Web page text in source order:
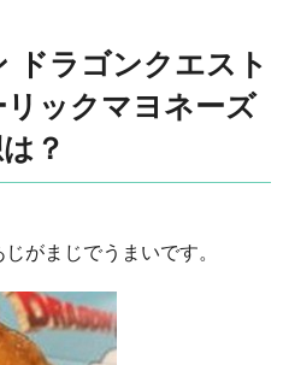
ドラゴンクエスト
ックマヨネーズ
？
がまじでうまいです。